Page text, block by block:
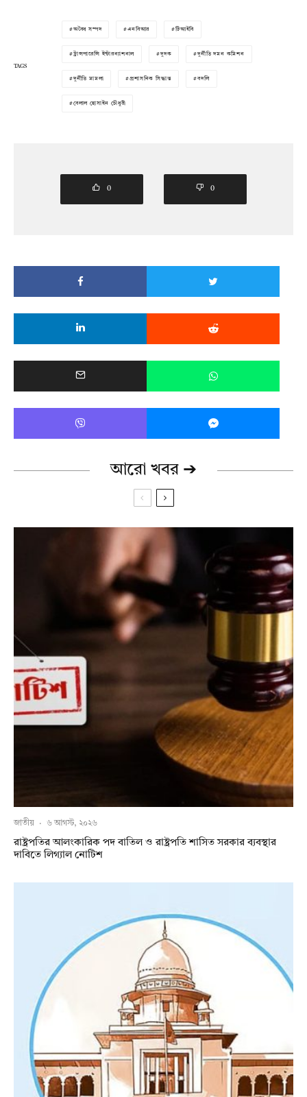
TAGS
অবৈধ সম্পদ এনবিআর টিআইবি
ট্রান্সপারেন্সি ইন্টারন্যাশনাল দুদক দুর্নীতি দমন কমিশন
দুর্নীতি মামলা প্রশাসনিক সিদ্ধান্ত বদলি
বেলাল হোসাইন চৌধুরী
0 0
আরো খবর ➔
জাতীয় · ৬ আগস্ট, ২০২৬
রাষ্ট্রপতির আলংকারিক পদ বাতিল ও রাষ্ট্রপতি শাসিত সরকার ব্যবস্থার
দাবিতে লিগ্যাল নোটিশ